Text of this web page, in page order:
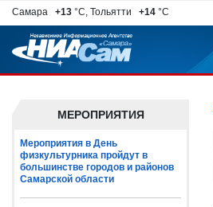
Самара +13 °C, Тольятти +14 °C
МЕРОПРИЯТИЯ
Мероприятия в День
физкультурника пройдут в
большинстве городов и районов
Самарской области